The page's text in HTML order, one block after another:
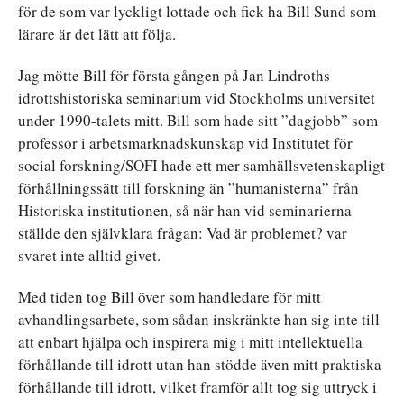
för de som var lyckligt lottade och fick ha Bill Sund som
lärare är det lätt att följa.
Jag mötte Bill för första gången på Jan Lindroths
idrottshistoriska seminarium vid Stockholms universitet
under 1990-talets mitt. Bill som hade sitt ”dagjobb” som
professor i arbetsmarknadskunskap vid Institutet för
social forskning/SOFI hade ett mer samhällsvetenskapligt
förhållningssätt till forskning än ”humanisterna” från
Historiska institutionen, så när han vid seminarierna
ställde den självklara frågan: Vad är problemet? var
svaret inte alltid givet.
Med tiden tog Bill över som handledare för mitt
avhandlingsarbete, som sådan inskränkte han sig inte till
att enbart hjälpa och inspirera mig i mitt intellektuella
förhållande till idrott utan han stödde även mitt praktiska
förhållande till idrott, vilket framför allt tog sig uttryck i